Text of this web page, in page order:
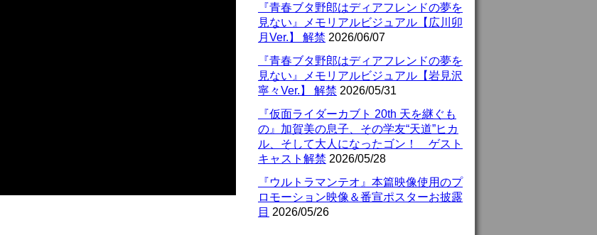
『青春ブタ野郎はディアフレンドの夢を
見ない』メモリアルビジュアル【広川卯
月Ver.】 解禁 2026/06/07
『青春ブタ野郎はディアフレンドの夢を
見ない』メモリアルビジュアル【岩見沢
寧々Ver.】 解禁 2026/05/31
『仮面ライダーカブト 20th 天を継ぐも
の』加賀美の息子、その学友“天道”ヒカ
ル、そして大人になったゴン！ ゲスト
キャスト解禁 2026/05/28
『ウルトラマンテオ』本篇映像使用のプ
ロモーション映像＆番宣ポスターお披露
目 2026/05/26